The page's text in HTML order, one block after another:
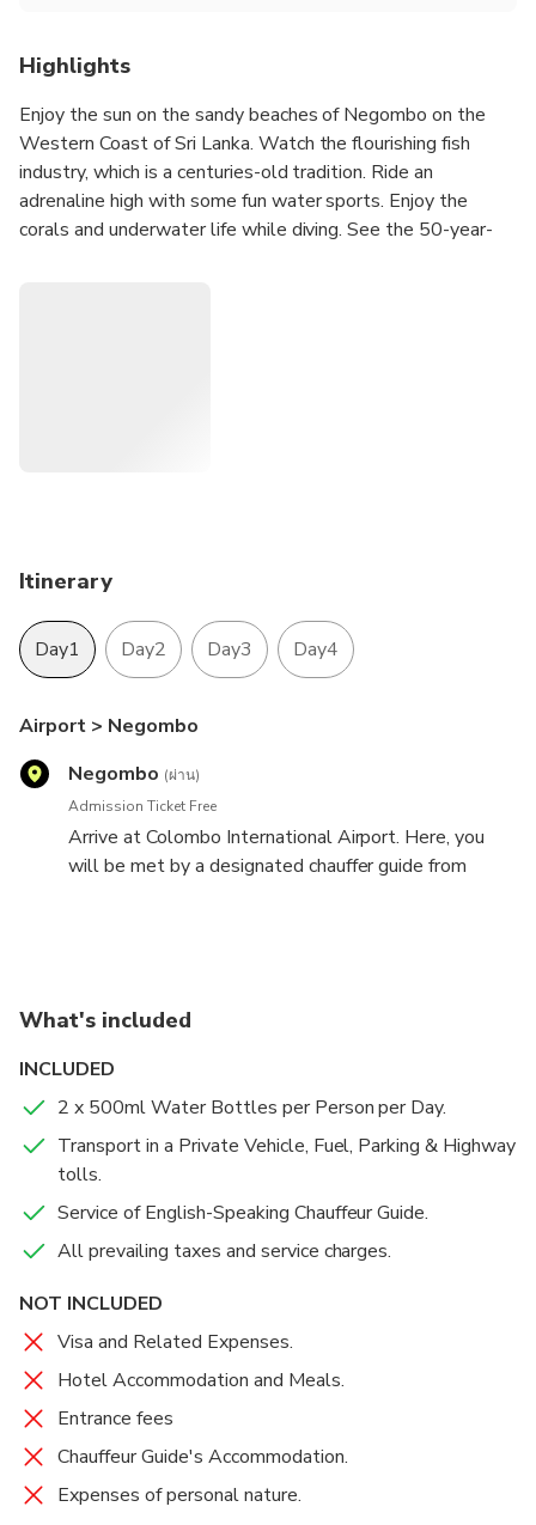
Highlights
Enjoy the sun on the sandy beaches of Negombo on the
Western Coast of Sri Lanka. Watch the flourishing fish
industry, which is a centuries-old tradition. Ride an
adrenaline high with some fun water sports. Enjoy the
corals and underwater life while diving. See the 50-year-
Itinerary
Day1 Day2 Day3 Day4
Airport > Negombo
Negombo (ผ่าน)
Admission Ticket Free
Arrive at Colombo International Airport. Here, you
will be met by a designated chauffer guide from
5 hours Admission Ticket Free
the Western Coast of Sri Lanka. Watch the
flourishing fish industry, which is a centuries-old
sports. Enjoy the corals and underwater life while
diving. See the 50-year-old ship-wreck just off the
coast, where many varieties of fish make their home.
24 hours Admission Ticket Free
Admission Ticket Free
proceed to the airport after spending a memorable
time in this island.
What's included
INCLUDED
2 x 500ml Water Bottles per Person per Day.
Transport in a Private Vehicle, Fuel, Parking & Highway
tolls.
Service of English-Speaking Chauffeur Guide.
All prevailing taxes and service charges.
NOT INCLUDED
Visa and Related Expenses.
Hotel Accommodation and Meals.
Entrance fees
Chauffeur Guide's Accommodation.
Expenses of personal nature.